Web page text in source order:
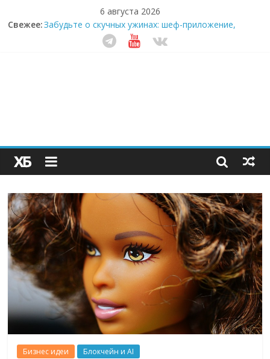
6 августа 2026
Свежее:Забудьте о скучных ужинах: шеф-приложение,
которое видит вашу еду насквозь
Небо зовёт: как бизнес на полётах дронов и
Секрет супергидратации: почему кокосовая вода с
пребиотиками становится главным трендом
здорового питания
Бизнес идеи Блокчейн и AI